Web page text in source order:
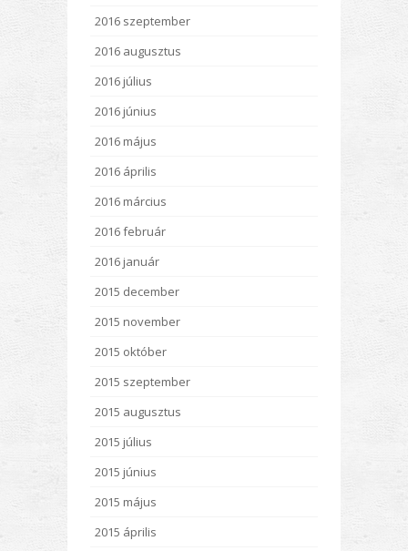
2016 szeptember
2016 augusztus
2016 július
2016 június
2016 május
2016 április
2016 március
2016 február
2016 január
2015 december
2015 november
2015 október
2015 szeptember
2015 augusztus
2015 július
2015 június
2015 május
2015 április